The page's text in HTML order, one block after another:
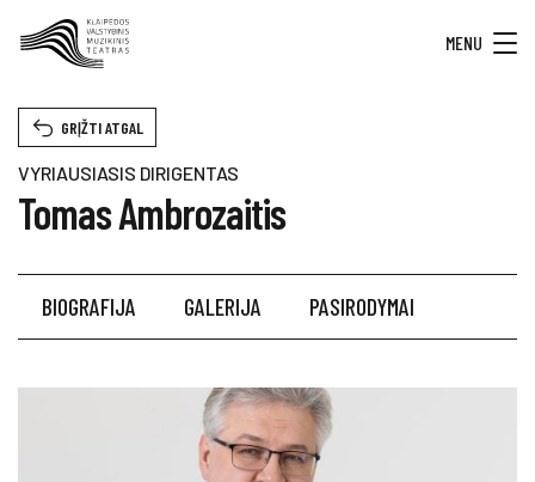
MENU
VYRIAUSIASIS DIRIGENTAS
Tomas Ambrozaitis
GRĮŽTI ATGAL
BIOGRAFIJA GALERIJA PASIRODYMAI